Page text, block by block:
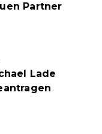
Partner
Lade